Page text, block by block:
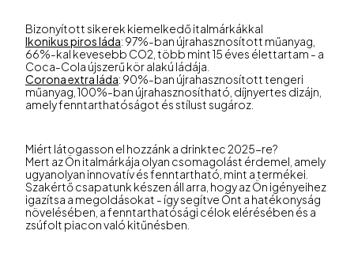
Bizonyított sikerek kiemelkedő italmárkákkal
Ikonikus piros láda: 97%-ban újrahasznosított műanyag,
66%-kal kevesebb CO2, több mint 15 éves élettartam - a
Coca-Cola újszerű kör alakú ládája.
Corona extra láda: 90%-ban újrahasznosított tengeri
műanyag, 100%-ban újrahasznosítható, díjnyertes dizájn,
amely fenntarthatóságot és stílust sugároz.
Miért látogasson el hozzánk a drinktec 2025-re?
Mert az Ön italmárkája olyan csomagolást érdemel, amely
ugyanolyan innovatív és fenntartható, mint a termékei.
Szakértő csapatunk készen áll arra, hogy az Ön igényeihez
igazítsa a megoldásokat - így segítve Önt a hatékonyság
növelésében, a fenntarthatósági célok elérésében és a
zsúfolt piacon való kitűnésben.